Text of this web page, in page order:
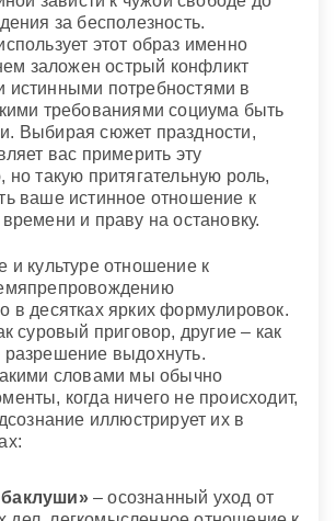
сне что-то говорит о том, что ее
к ничегонеделанию — это
будет иметь успеха у сильного
отобьет у них всякую
судьбу с особой подобного
за бесполезность.
этот образ именно
заложен острый конфликт
потребностями в
требованиями социума быть
Выбирая сюжет праздности,
вас примерить эту
но такую притягательную роль,
ваше истинное отношение к
и праву на остановку.
и культуре отношение к
в десятках ярких формулировок.
суровый приговор, другие – как
разрешение выдохнуть.
словами мы обычно
когда ничего не происходит,
иллюстрирует их в
– осознанный уход от